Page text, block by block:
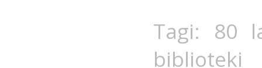
Tagi: 80
biblioteki